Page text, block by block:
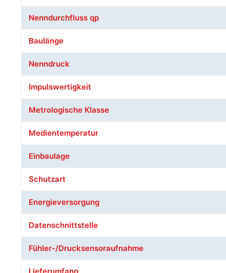
Nenndurchfluss qp
Baulänge
Nenndruck
Impulswertigkeit
Metrologische Klasse
Medientemperatur
Einbaulage
Schutzart
Energieversorgung
Datenschnittstelle
Fühler-/Drucksensoraufnahme